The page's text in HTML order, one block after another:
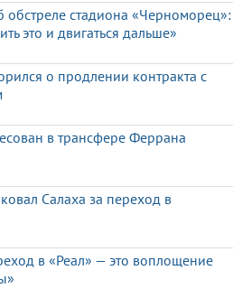
обстреле стадиона «Черноморец»:
это и двигаться дальше»
о продлении контракта с
в трансфере Феррана
Салаха за переход в
в «Реал» — это воплощение